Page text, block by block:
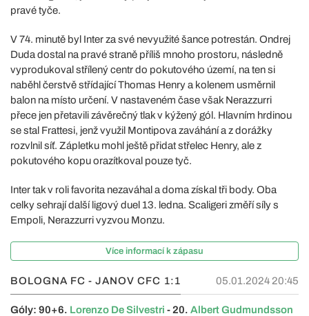
pravé tyče.
V 74. minutě byl Inter za své nevyužité šance potrestán. Ondrej
Duda dostal na pravé straně příliš mnoho prostoru, následně
vyprodukoval střílený centr do pokutového území, na ten si
naběhl čerstvě střídající Thomas Henry a kolenem usměrnil
balon na místo určení. V nastaveném čase však Nerazzurri
přece jen přetavili závěrečný tlak v kýžený gól. Hlavním hrdinou
se stal Frattesi, jenž využil Montipova zaváhání a z dorážky
rozvlnil síť. Zápletku mohl ještě přidat střelec Henry, ale z
pokutového kopu orazítkoval pouze tyč.
Inter tak v roli favorita nezaváhal a doma získal tři body. Oba
celky sehrají další ligový duel 13. ledna. Scaligeri změří síly s
Empoli, Nerazzurri vyzvou Monzu.
Více informací k zápasu
BOLOGNA FC - JANOV CFC 1:1 05.01.2024 20:45
Góly: 90+6. Lorenzo De Silvestri - 20. Albert Gudmundsson